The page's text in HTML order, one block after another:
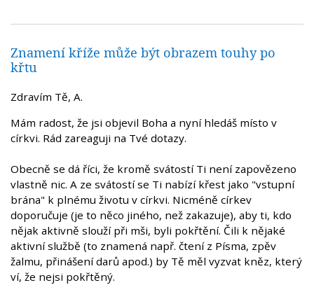
Znamení kříže může být obrazem touhy po
křtu
Zdravím Tě, A.
Mám radost, že jsi objevil Boha a nyní hledáš místo v
církvi. Rád zareaguji na Tvé dotazy.
Obecně se dá říci, že kromě svátostí Ti není zapovězeno
vlastně nic. A ze svátostí se Ti nabízí křest jako "vstupní
brána" k plnému životu v církvi. Nicméně církev
doporučuje (je to něco jiného, než zakazuje), aby ti, kdo
nějak aktivně slouží při mši, byli pokřtění. Čili k nějaké
aktivní službě (to znamená např. čtení z Písma, zpěv
žalmu, přinášení darů apod.) by Tě měl vyzvat kněz, který
ví, že nejsi pokřtěný.